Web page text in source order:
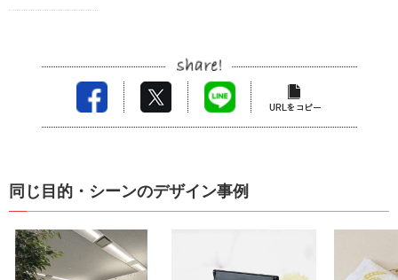
同じ目的・シーンのデザイン事例